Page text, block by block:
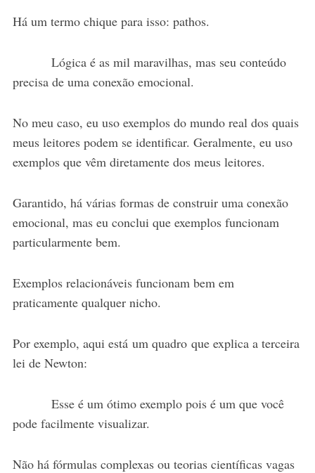
Há um termo chique para isso: pathos.
Lógica é as mil maravilhas, mas seu conteúdo
precisa de uma conexão emocional.
No meu caso, eu uso exemplos do mundo real dos quais
meus leitores podem se identificar. Geralmente, eu uso
exemplos que vêm diretamente dos meus leitores.
Garantido, há várias formas de construir uma conexão
emocional, mas eu conclui que exemplos funcionam
particularmente bem.
Exemplos relacionáveis funcionam bem em
praticamente qualquer nicho.
Por exemplo, aqui está um quadro que explica a terceira
lei de Newton:
Esse é um ótimo exemplo pois é um que você
pode facilmente visualizar.
Não há fórmulas complexas ou teorias científicas vagas